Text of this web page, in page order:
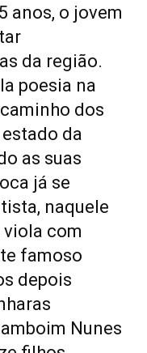
anos, o jovem
da região.
poesia na
dos
da
as suas
já se
naquele
com
famoso
depois
Nunes